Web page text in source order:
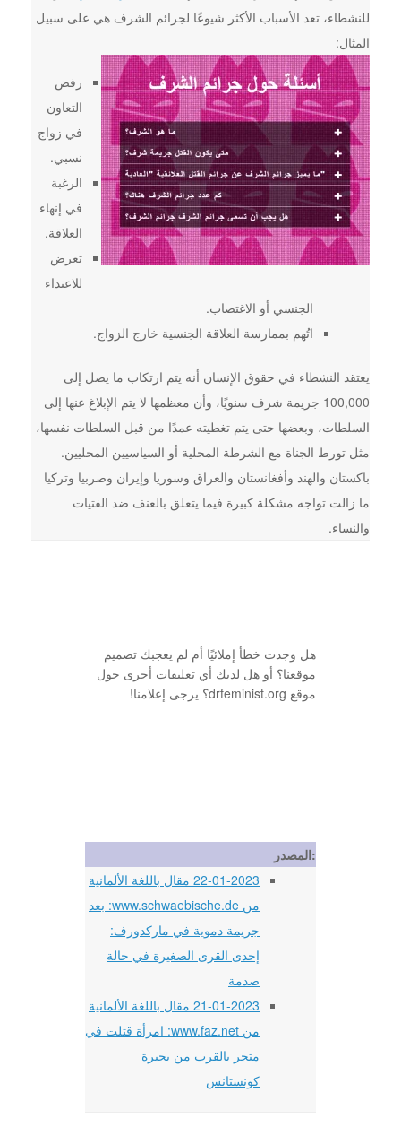
للنشطاء، تعد الأسباب الأكثر شيوعًا لجرائم الشرف هي على سبيل
المثال:
رفض
التعاون
في زواج
نسبي.
الرغبة
في إنهاء
العلاقة.
تعرض
للاعتداء
الجنسي أو الاغتصاب.
اتُهم بممارسة العلاقة الجنسية خارج الزواج.
يعتقد النشطاء في حقوق الإنسان أنه يتم ارتكاب ما يصل إلى
100,000 جريمة شرف سنويًا، وأن معظمها لا يتم الإبلاغ عنها إلى
السلطات، وبعضها حتى يتم تغطيته عمدًا من قبل السلطات نفسها،
مثل تورط الجناة مع الشرطة المحلية أو السياسيين المحليين.
باكستان والهند وأفغانستان والعراق وسوريا وإيران وصربيا وتركيا
ما زالت تواجه مشكلة كبيرة فيما يتعلق بالعنف ضد الفتيات
والنساء.
هل وجدت خطأ إملائيًا أم لم يعجبك تصميم
موقعنا؟ أو هل لديك أي تعليقات أخرى حول
موقع drfeminist.org؟ يرجى إعلامنا!
المصدر:
22-01-2023 مقال باللغة الألمانية
من www.schwaebische.de: بعد
جريمة دموية في ماركدورف:
إحدى القرى الصغيرة في حالة
صدمة
21-01-2023 مقال باللغة الألمانية
من www.faz.net: امرأة قتلت في
متجر بالقرب من بحيرة
كونستانس